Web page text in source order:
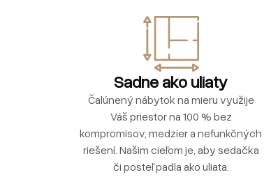
Sadne ako uliaty
Čalúnený nábytok na mieru využije
Váš priestor na 100 % bez
kompromisov, medzier a nefunkčných
riešení. Našim cieľom je, aby sedačka
či posteľ padla ako uliata.